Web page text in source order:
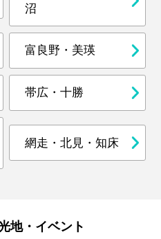
沼
富良野・美瑛
帯広・十勝
網走・北見・知床
地・イベント